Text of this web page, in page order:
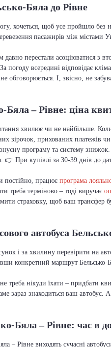
Бяла до Рівне
хочеться, щоб усе пройшло без
пасажирів між містами
давно перестали асоціюватися з
погоду всередині відповідає
обговорюється. І, звісно, не
Бяла – Рівне: ціна
хвилює чи не найбільше.
зірочок, прихованих платежів
програму та систему
👉 При купівлі за 30-39 днів до
постійно, працює програма
треба терміново – тоді виручає
страховку, щоб ваш трансфер
автобуса
і за хвилину перевірити на
конкретний маршрут Бельсько-
треба нікуди їхати – придбати
зараз знаходиться ваш
Бяла – Рівне: час в
– Рівне виходять сучасні